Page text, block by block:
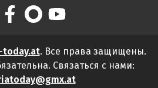
. Все права защищены.
Связаться с нами: